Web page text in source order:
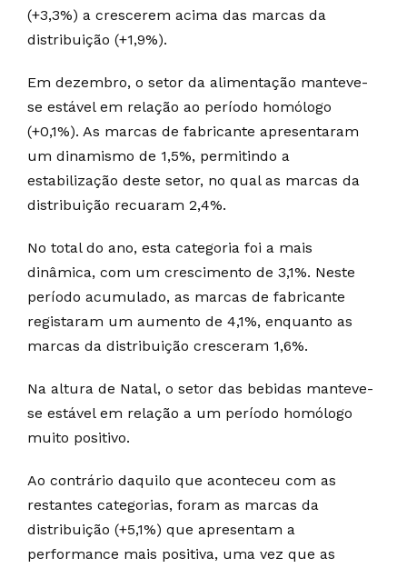
(+3,3%) a crescerem acima das marcas da
distribuição (+1,9%).
Em dezembro, o setor da alimentação manteve-
se estável em relação ao período homólogo
(+0,1%). As marcas de fabricante apresentaram
um dinamismo de 1,5%, permitindo a
estabilização deste setor, no qual as marcas da
distribuição recuaram 2,4%.
No total do ano, esta categoria foi a mais
dinâmica, com um crescimento de 3,1%. Neste
período acumulado, as marcas de fabricante
registaram um aumento de 4,1%, enquanto as
marcas da distribuição cresceram 1,6%.
Na altura de Natal, o setor das bebidas manteve-
se estável em relação a um período homólogo
muito positivo.
Ao contrário daquilo que aconteceu com as
restantes categorias, foram as marcas da
distribuição (+5,1%) que apresentam a
performance mais positiva, uma vez que as